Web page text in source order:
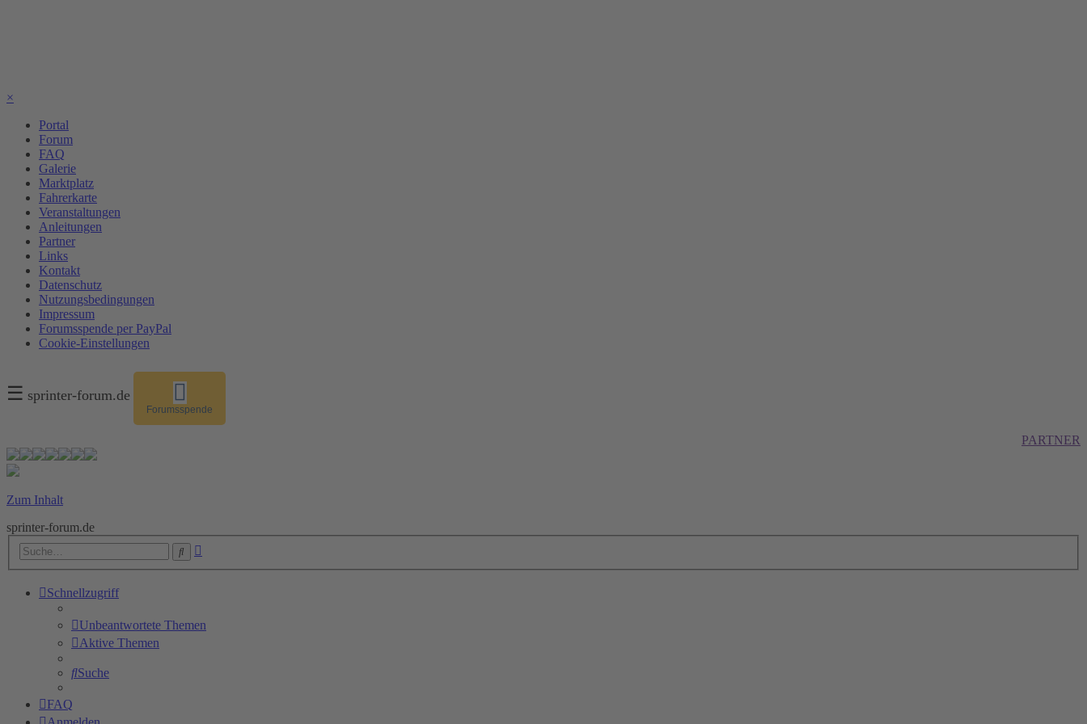
×
Portal
Forum
FAQ
Galerie
Marktplatz
Fahrerkarte
Veranstaltungen
Anleitungen
Partner
Links
Kontakt
Datenschutz
Nutzungsbedingungen
Impressum
Forumsspende per PayPal
Cookie-Einstellungen
☰ sprinter-forum.de
Forumsspende
PARTNER
Zum Inhalt
sprinter-forum.de
Suche
Schnellzugriff
Unbeantwortete Themen
Aktive Themen
Suche
FAQ